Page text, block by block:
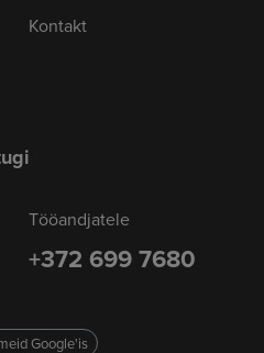
Kontakt
Tööandjatele
+372 699 7680
Google'is